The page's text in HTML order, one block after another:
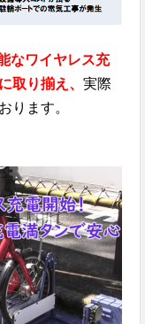
なワイヤレス充
取り揃え、 実際
ります。